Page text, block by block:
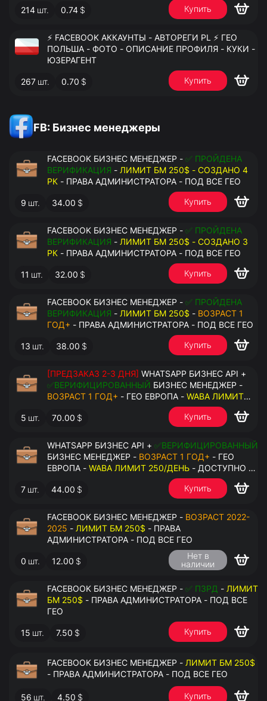
214 шт. 0.74 $ Купить
⚡️ FACEBOOK АККАУНТЫ - АВТОРЕГИ PL ⚡️ ГЕО
ПОЛЬША - ФОТО - ОПИСАНИЕ ПРОФИЛЯ - КУКИ -
ЮЗЕРАГЕНТ
267 шт. 0.70 $ Купить
FB: Бизнес менеджеры
FACEBOOK БИЗНЕС МЕНЕДЖЕР - ✅ ПРОЙДЕНА
ВЕРИФИКАЦИЯ - ЛИМИТ БМ 250$ - СОЗДАНО 4
РК - ПРАВА АДМИНИСТРАТОРА - ПОД ВСЕ ГЕО
9 шт. 34.00 $ Купить
FACEBOOK БИЗНЕС МЕНЕДЖЕР - ✅ ПРОЙДЕНА
ВЕРИФИКАЦИЯ - ЛИМИТ БМ 250$ - СОЗДАНО 3
РК - ПРАВА АДМИНИСТРАТОРА - ПОД ВСЕ ГЕО
11 шт. 32.00 $ Купить
FACEBOOK БИЗНЕС МЕНЕДЖЕР - ✅ ПРОЙДЕНА
ВЕРИФИКАЦИЯ - ЛИМИТ БМ 250$ - ВОЗРАСТ 1
ГОД+ - ПРАВА АДМИНИСТРАТОРА - ПОД ВСЕ ГЕО
13 шт. 38.00 $ Купить
[ПРЕДЗАКАЗ 2-3 ДНЯ] WHATSAPP БИЗНЕС API +
✅ВЕРИФИЦИРОВАННЫЙ БИЗНЕС МЕНЕДЖЕР -
ВОЗРАСТ 1 ГОД+ - ГЕО ЕВРОПА - WABA ЛИМИТ
- ДОСТУПНО К ПРИВЯЗКЕ ДО 20
НОМЕРОВ - ПРАВА АДМИНИСТРАТОРА
5 шт. 70.00 $ Купить
WHATSAPP БИЗНЕС API + ✅ВЕРИФИЦИРОВАННЫЙ
БИЗНЕС МЕНЕДЖЕР - ВОЗРАСТ 1 ГОД+ - ГЕО
ЕВРОПА - WABA ЛИМИТ 250/ДЕНЬ - ДОСТУПНО К
ПРИВЯЗКЕ ДО 2 НОМЕРОВ - ПРАВА
АДМИНИСТРАТОРА
7 шт. 44.00 $ Купить
FACEBOOK БИЗНЕС МЕНЕДЖЕР - ВОЗРАСТ 2022-
2025 - ЛИМИТ БМ 250$ - ПРАВА
АДМИНИСТРАТОРА - ПОД ВСЕ ГЕО
0 шт. 12.00 $
Нет в
наличии
FACEBOOK БИЗНЕС МЕНЕДЖЕР - ✅ ПЗРД - ЛИМИТ
БМ 250$ - ПРАВА АДМИНИСТРАТОРА - ПОД ВСЕ
ГЕО
15 шт. 7.50 $ Купить
FACEBOOK БИЗНЕС МЕНЕДЖЕР - ЛИМИТ БМ 250$
- ПРАВА АДМИНИСТРАТОРА - ПОД ВСЕ ГЕО
56 шт. 4.50 $ Купить